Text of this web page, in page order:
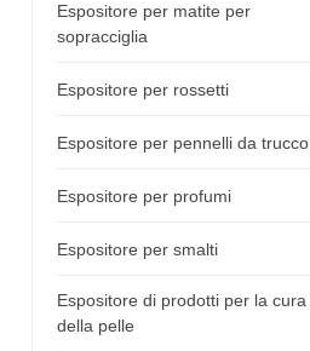
Espositore per matite per
sopracciglia
Espositore per rossetti
Espositore per pennelli da trucco
Espositore per profumi
Espositore per smalti
Espositore di prodotti per la cura
della pelle